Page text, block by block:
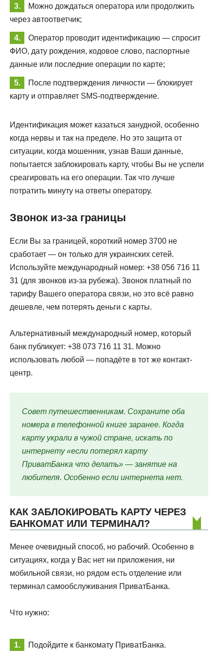
Можно дождаться оператора или продолжить
через автоответчик;
Оператор проводит идентификацию — спросит
ФИО, дату рождения, кодовое слово, паспортные
данные или последние операции по карте;
После подтверждения личности — блокирует
карту и отправляет SMS-подтверждение.
Идентификация может казаться занудной, особенно
когда нервы и так на пределе. Но это защита от
ситуации, когда мошенник, узнав Ваши данные,
попытается заблокировать карту, чтобы Вы не успели
среагировать на его операции. Так что лучше
потратить минуту на ответы оператору.
Звонок из-за границы
Если Вы за границей, короткий номер 3700 не
сработает — он только для украинских сетей.
Используйте международный номер: +38 056 716 11
31 (для звонков из-за рубежа). Звонок платный по
тарифу Вашего оператора связи, но это всё равно
дешевле, чем потерять деньги с карты.
Альтернативный международный номер, который
банк публикует: +38 073 716 11 31. Можно
использовать любой — попадёте в тот же контакт-
центр.
Совет путешественникам. Сохраните оба
номера в телефонной книге заранее. Когда
карту украли в чужой стране, искать по
интернету «если потерял карту
ПриватБанка что делать» — занятие на
любителя. Особенно если интернета нет.
КАК ЗАБЛОКИРОВАТЬ КАРТУ ЧЕРЕЗ
БАНКОМАТ ИЛИ ТЕРМИНАЛ?
Менее очевидный способ, но рабочий. Особенно в
ситуациях, когда у Вас нет ни приложения, ни
мобильной связи, но рядом есть отделение или
терминал самообслуживания ПриватБанка.
Что нужно:
Подойдите к банкомату ПриватБанка.